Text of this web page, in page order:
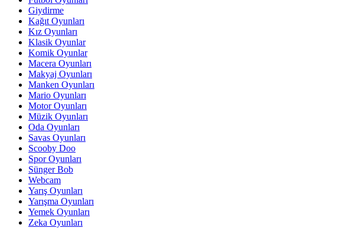
Giydirme
Kağıt Oyunları
Kız Oyunları
Klasik Oyunlar
Komik Oyunlar
Macera Oyunları
Makyaj Oyunları
Manken Oyunları
Mario Oyunları
Motor Oyunları
Müzik Oyunları
Oda Oyunları
Savas Oyunları
Scooby Doo
Spor Oyunları
Sünger Bob
Webcam
Yarış Oyunları
Yarışma Oyunları
Yemek Oyunları
Zeka Oyunları